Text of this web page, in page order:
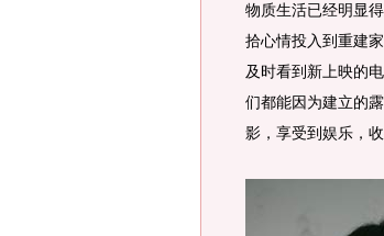
物质生活已经明显
拾心情投入到重建
及时看到新上映的
们都能因为建立的
影，享受到娱乐，